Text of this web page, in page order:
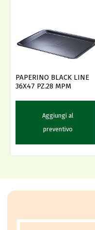
PAPERINO BLACK LINE
36X47 PZ.28 MPM
Aggiungi al
preventivo